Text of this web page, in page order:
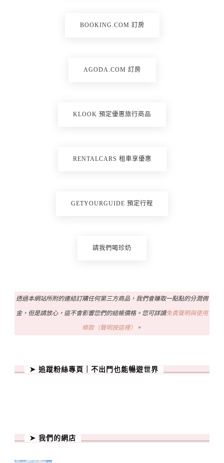
BOOKING.COM 訂房
AGODA.COM 訂房
KLOOK 預定優惠旅行商品
RENTALCARS 租車享優惠
GETYOURGUIDE 預定行程
請我們喝珍奶
透過本網站所附的連結訂購任何第三方商品，我們會賺取一點點的分潤佣
金，但是請放心，這不會影響您們的結帳價格。您可詳讀免責聲明與使用
條款（聲明按這裡） 。
➤ 追蹤粉絲專頁｜不出門也能暢遊世界
➤ 我們的網店